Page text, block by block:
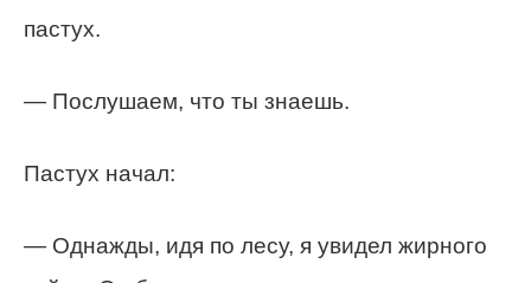
пастух.
— Послушаем, что ты знаешь.
Пастух начал:
— Однажды, идя по лесу, я увидел жирного